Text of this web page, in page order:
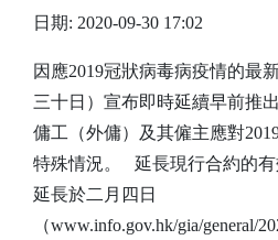
日期: 2020-09-30 17:02
因應2019冠狀病毒病疫情的最
三十日）宣布即時延續早前推
傭工（外傭）及其僱主應對
特殊情況。 延長現行合約的
延長於二月四日
（www.info.gov.hk/gia/general/